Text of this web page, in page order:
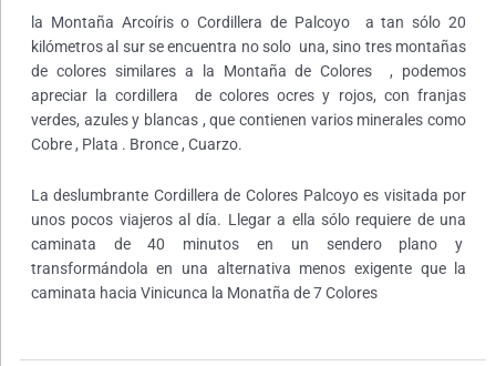
la Montaña Arcoíris o Cordillera de Palcoyo a tan sólo 20
kilómetros al sur se encuentra no solo una, sino tres montañas
de colores similares a la Montaña de Colores , podemos
apreciar la cordillera de colores ocres y rojos, con franjas
verdes, azules y blancas , que contienen varios minerales como
Cobre , Plata . Bronce , Cuarzo.
La deslumbrante Cordillera de Colores Palcoyo es visitada por
unos pocos viajeros al día. Llegar a ella sólo requiere de una
caminata de 40 minutos en un sendero plano y
transformándola en una alternativa menos exigente que la
caminata hacia Vinicunca la Monatña de 7 Colores